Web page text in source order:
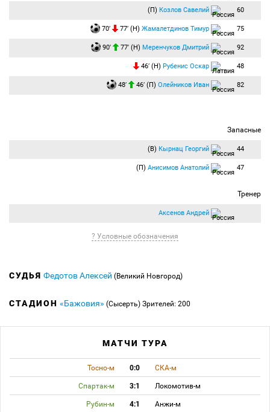
(П) Козлов Савелий 60
70′ 77′ (Н) Жамалетдинов Тимур 75
90′ 77′ (Н) Меренчуков Дмитрий 92
46′ (Н) Рубенис Оскар 48
48′ 46′ (П) Олейников Иван 82
Запасные
(В) Кырнац Георгий 44
(П) Анисимов Анатолий 47
Тренер
Аксенов Андрей
? Условные обозначения
СУДЬЯ Федотов Алексей (Великий Новгород)
СТАДИОН «Бажовия» (Сысерть) Зрителей: 200
МАТЧИ ТУРА
Тосно-м 0:0 СКА-м
Спартак-м 3:1 Локомотив-м
Рубин-м 4:1 Анжи-м